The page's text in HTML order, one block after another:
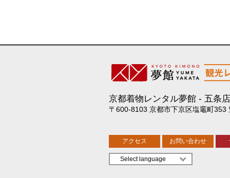
京都着物レンタル夢館 五条店
〒600-8103 京都市下京区塩竈町353
アクセス お問い合わせ